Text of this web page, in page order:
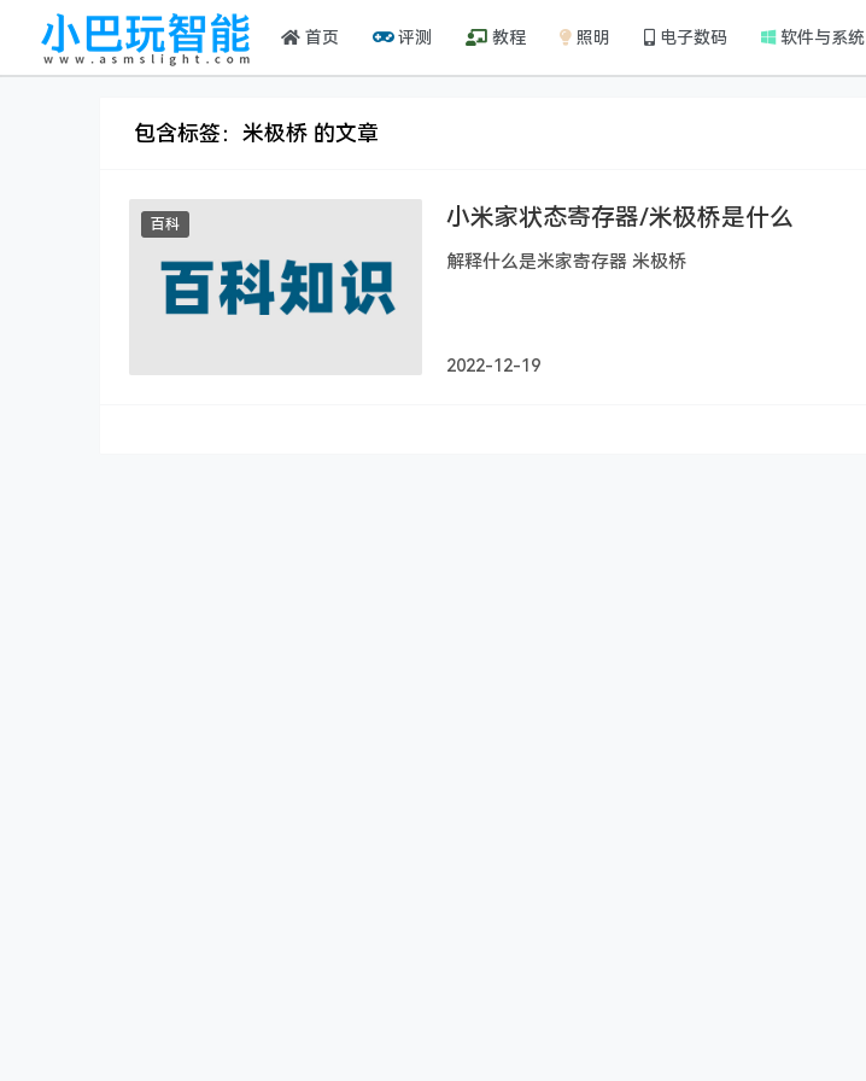
首页 评测 教程 照明 电子数码 软件与系统
包含标签：米极桥 的文章
百科 小米家状态寄存器/米极桥是什么
解释什么是米家寄存器 米极桥
2022-12-19